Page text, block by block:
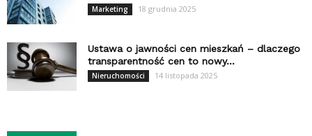
Marketing 18 grudnia 2025
Ustawa o jawności cen mieszkań – dlaczego
transparentność cen to nowy...
Nieruchomości 14 listopada 2025